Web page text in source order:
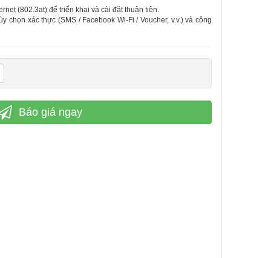
(802.3at) để triển khai và cài đặt thuận tiện.
chọn xác thực (SMS / Facebook Wi-Fi / Voucher, v.v.) và công
Báo giá ngay